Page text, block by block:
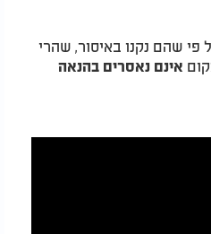
שהם נקנו באיסור, שהרי
אינם נאסרים בהנאה